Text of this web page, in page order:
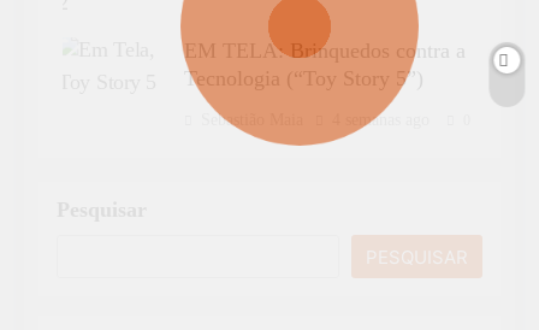
EM TELA: Brinquedos contra a
Tecnologia (“Toy Story 5”)
Sebastião Maia 4 semanas ago
PESQUISAR